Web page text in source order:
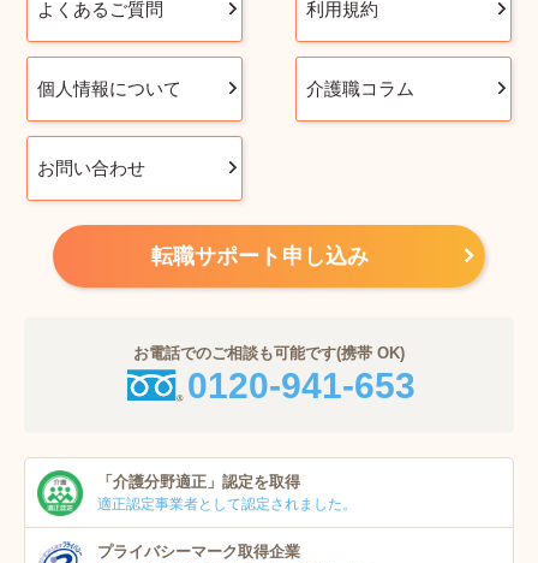
よくあるご質問 利用規約
個人情報について 介護職コラム
お問い合わせ
転職サポート申し込み
お電話でのご相談も可能です(携帯 OK)
0120-941-653
「介護分野適正」 認定を取得
適正認定事業者として認定されました。
プライバシーマーク取得企業